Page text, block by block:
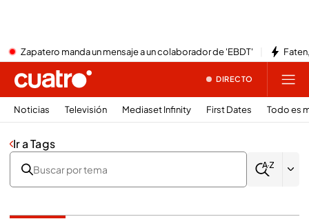
Zapatero manda un mensaje a un colaborador de 'EBDT'
DIRECTO
Noticias Televisión Mediaset Infinity First Dates Todo es
Ir a Tags